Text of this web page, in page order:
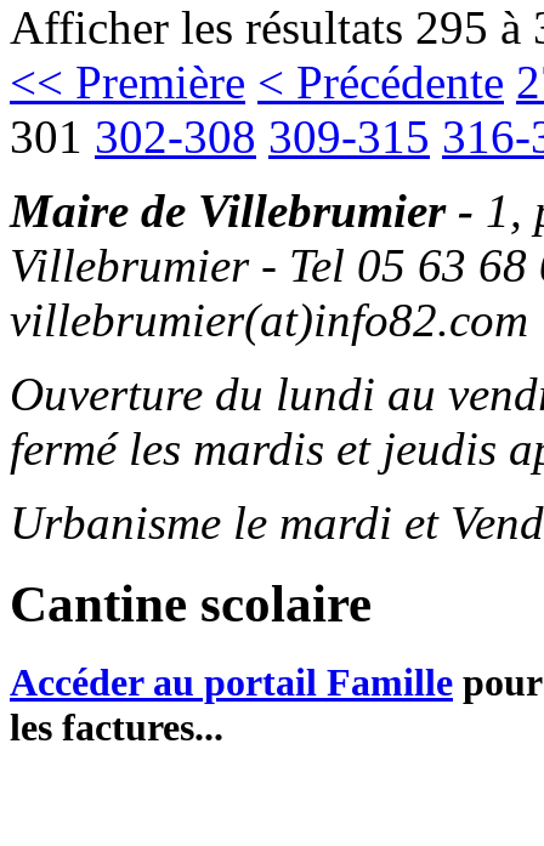
Afficher les résultats 295 à
<< Première < Précédente
301 302-308 309-315 316-
Maire de Villebrumier - 1,
Villebrumier - Tel 05 63
villebrumier(at)info82.com
Ouverture du lundi au
fermé les mardis et jeudis
Urbanisme le mardi et
Cantine scolaire
Accéder au portail Famille
les factures...